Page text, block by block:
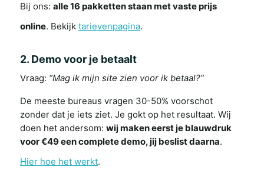
Bij ons: alle 16 pakketten staan met vaste prijs
online. Bekijk tarievenpagina.
2. Demo voor je betaalt
Vraag: “Mag ik mijn site zien voor ik betaal?”
De meeste bureaus vragen 30-50% voorschot
zonder dat je iets ziet. Je gokt op het resultaat. Wij
doen het andersom: wij maken eerst je blauwdruk
voor €49 een complete demo, jij beslist daarna.
Hier hoe het werkt.